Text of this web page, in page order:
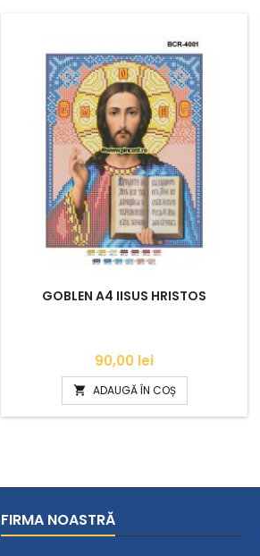
GOBLEN A4 IISUS HRISTOS
Pret
90,00 lei
 ADAUGĂ ÎN COȘ
FIRMA NOASTRĂ